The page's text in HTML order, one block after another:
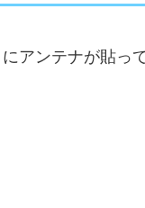
アンテナが貼っ